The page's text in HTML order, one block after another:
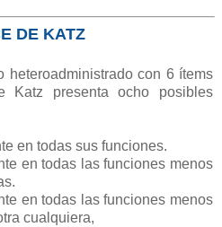
DE KATZ
heteroadministrado con 6 ítems
Katz presenta ocho posibles
en todas sus funciones.
en todas las funciones menos
en todas las funciones menos
cualquiera,